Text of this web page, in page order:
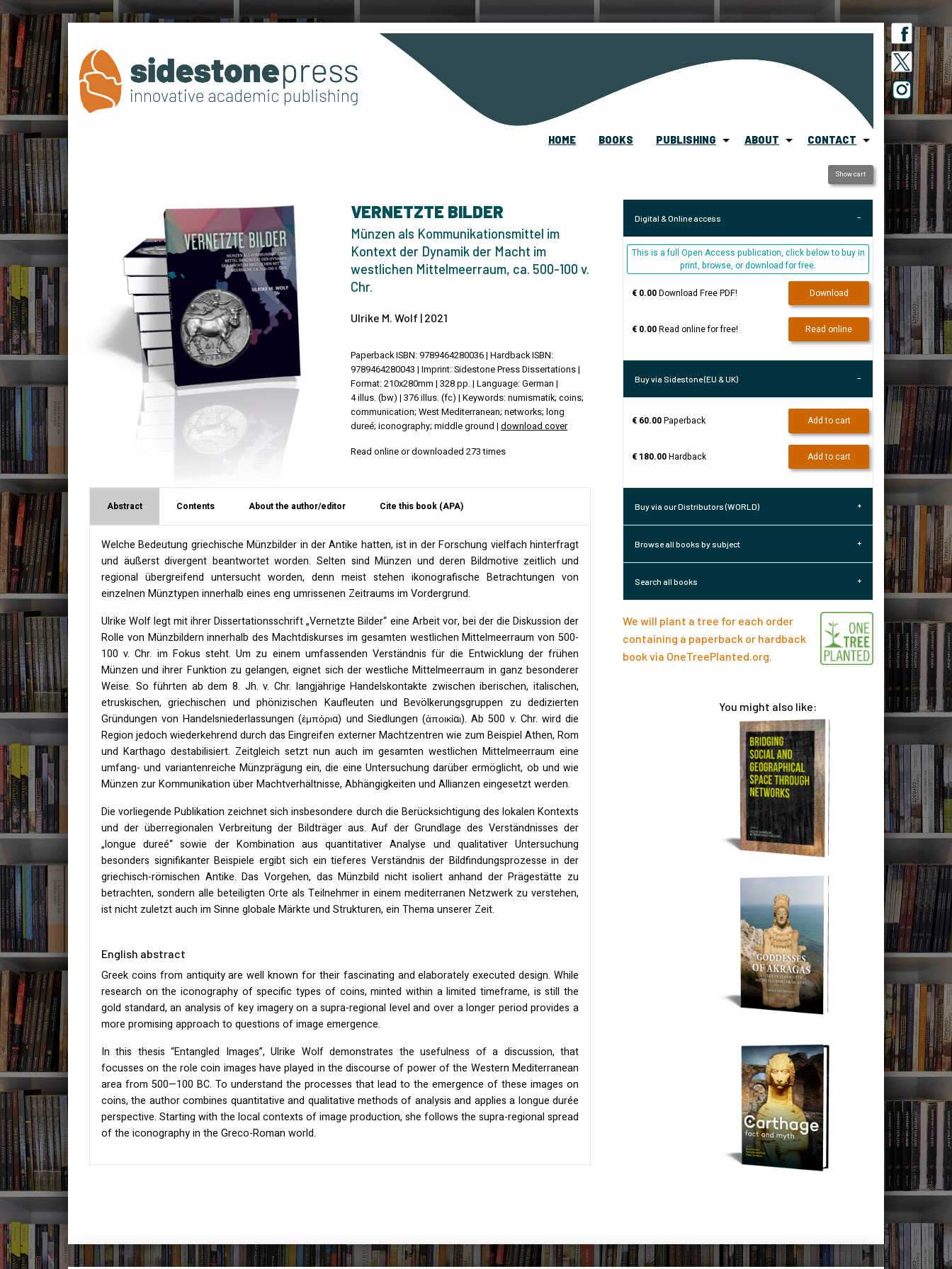
HOME BOOKS PUBLISHING ABOUT CONTACT
VERNETZTE BILDER
Münzen als Kommunikationsmittel im
Kontext der Dynamik der Macht im
westlichen Mittelmeerraum, ca. 500-100 v.
Chr.
Ulrike M. Wolf | 2021
Paperback ISBN: 9789464280036 | Hardback ISBN:
9789464280043 | Imprint: Sidestone Press Dissertations |
Format: 210x280mm | 328 pp. | Language: German |
4 illus. (bw) | 376 illus. (fc) | Keywords: numismatik; coins;
communication; West Mediterranean; networks; long
dureé; iconography; middle ground | download cover
Read online or downloaded 273 times
Abstract Contents About the author/editor Cite this book (APA)
Welche Bedeutung griechische Münzbilder in der Antike hatten, ist in der Forschung vielfach hinterfragt
und äußerst divergent beantwortet worden. Selten sind Münzen und deren Bildmotive zeitlich und
regional übergreifend untersucht worden, denn meist stehen ikonografische Betrachtungen von
einzelnen Münztypen innerhalb eines eng umrissenen Zeitraums im Vordergrund.
Ulrike Wolf legt mit ihrer Dissertationsschrift „Vernetzte Bilder“ eine Arbeit vor, bei der die Diskussion der
Rolle von Münzbildern innerhalb des Machtdiskurses im gesamten westlichen Mittelmeerraum von 500-
100 v. Chr. im Fokus steht. Um zu einem umfassenden Verständnis für die Entwicklung der frühen
Münzen und ihrer Funktion zu gelangen, eignet sich der westliche Mittelmeerraum in ganz besonderer
Weise. So führten ab dem 8. Jh. v. Chr. langjährige Handelskontakte zwischen iberischen, italischen,
etruskischen, griechischen und phönizischen Kaufleuten und Bevölkerungsgruppen zu dedizierten
Gründungen von Handelsniederlassungen (ἐμπόρια) und Siedlungen (ἀποικίαι). Ab 500 v. Chr. wird die
Region jedoch wiederkehrend durch das Eingreifen externer Machtzentren wie zum Beispiel Athen, Rom
und Karthago destabilisiert. Zeitgleich setzt nun auch im gesamten westlichen Mittelmeerraum eine
umfang- und variantenreiche Münzprägung ein, die eine Untersuchung darüber ermöglicht, ob und wie
Münzen zur Kommunikation über Machtverhältnisse, Abhängigkeiten und Allianzen eingesetzt werden.
Die vorliegende Publikation zeichnet sich insbesondere durch die Berücksichtigung des lokalen Kontexts
und der überregionalen Verbreitung der Bildträger aus. Auf der Grundlage des Verständnisses der
„longue dureé“ sowie der Kombination aus quantitativer Analyse und qualitativer Untersuchung
besonders signifikanter Beispiele ergibt sich ein tieferes Verständnis der Bildfindungsprozesse in der
griechisch-römischen Antike. Das Vorgehen, das Münzbild nicht isoliert anhand der Prägestätte zu
betrachten, sondern alle beteiligten Orte als Teilnehmer in einem mediterranen Netzwerk zu verstehen,
ist nicht zuletzt auch im Sinne globale Märkte und Strukturen, ein Thema unserer Zeit.
English abstract
Greek coins from antiquity are well known for their fascinating and elaborately executed design. While
research on the iconography of specific types of coins, minted within a limited timeframe, is still the
gold standard, an analysis of key imagery on a supra-regional level and over a longer period provides a
more promising approach to questions of image emergence.
In this thesis “Entangled Images”, Ulrike Wolf demonstrates the usefulness of a discussion, that
focusses on the role coin images have played in the discourse of power of the Western Mediterranean
area from 500—100 BC. To understand the processes that lead to the emergence of these images on
coins, the author combines quantitative and qualitative methods of analysis and applies a longue durée
perspective. Starting with the local contexts of image production, she follows the supra-regional spread
of the iconography in the Greco-Roman world.
Show cart
Digital & Online access
This is a full Open Access publication, click below to buy in
print, browse, or download for free.
€ 0.00Download Free PDF! Download
€ 0.00Read online for free! Read online
Buy via Sidestone (EU & UK)
€ 60.00Paperback Add to cart
€ 180.00Hardback Add to cart
Buy via our Distributors (WORLD)
Browse all books by subject
Search all books
We will plant a tree for each order
containing a paperback or hardback
book via OneTreePlanted.org.
You might also like: